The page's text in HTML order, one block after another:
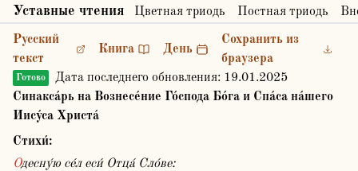
Уставные чтения Цветная триодь Постная триодь
Русский
текст
Книга День
Сохранить из
браузера
Готово Дата последнего обновления: 19.01.2025
Синакса́рь на Вознесе́ние Го́спода Бо́га и Спа́са на́шего
Иису́са Христа́
Стихи́:
Одесну́ю се́л еси́ Отца́ Сло́ве: